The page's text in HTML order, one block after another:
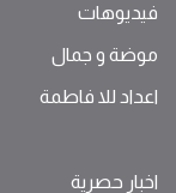
فيديوهات
موضة ‫و‬ ‫‬‫جمال‬
اعداد للا فاطمة
اخبار حصرية